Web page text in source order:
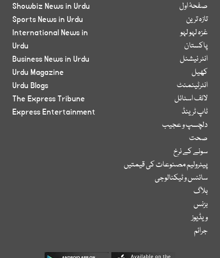
صفحۂ اول
تازہ ترین
غزہ لہو لہو
پاکستان
انٹر نیشنل
کھیل
انٹرٹینمنٹ
لائف اسٹائل
ٹاپ ٹرینڈ
دلچسپ و عجیب
صحت
سونے کے نرخ
پیٹرولیم مصنوعات کی قیمتیں
سائنس و ٹیکنالوجی
بلاگ
بزنس
ویڈیوز
جرائم
Showbiz News in Urdu
Sports News in Urdu
International News in
Urdu
Business News in Urdu
Urdu Magazine
Urdu Blogs
The Express Tribune
Express Entertainment